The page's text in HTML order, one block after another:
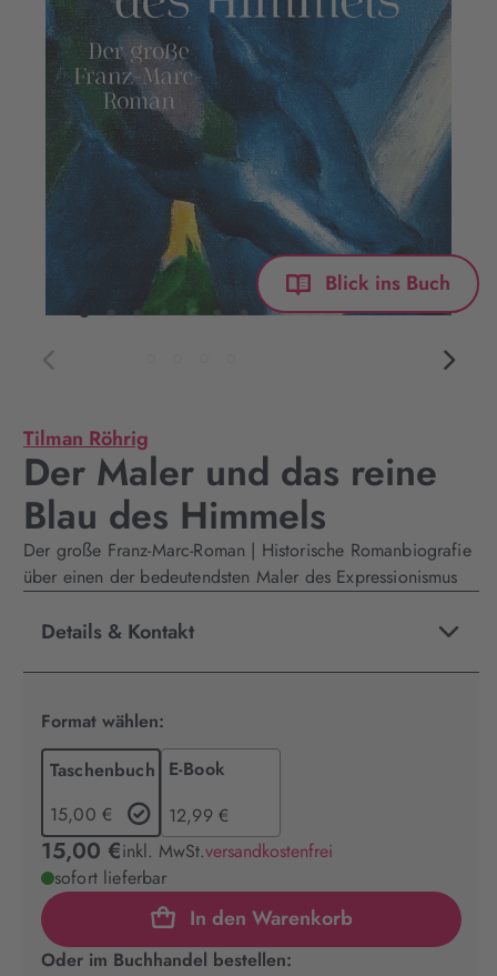
Blick ins Buch
Tilman Röhrig
Der Maler und das reine
Blau des Himmels
Der große Franz-Marc-Roman | Historische Romanbiografie
über einen der bedeutendsten Maler des Expressionismus
Details & Kontakt
Format wählen:
Taschenbuch
15,00 €
E-Book
12,99 €
15,00 €inkl. MwSt.versandkostenfrei
sofort lieferbar
In den Warenkorb
Oder im Buchhandel bestellen: